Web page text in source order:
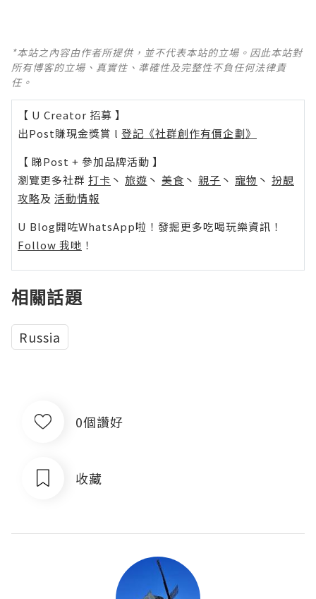
*本站之內容由作者所提供，並不代表本站的立場。因此本站對
所有博客的立場、真實性、準確性及完整性不負任何法律責
任。
【 U Creator 招募 】
出Post賺現金獎賞 l 登記《社群創作有價企劃》
【 睇Post + 參加品牌活動 】
瀏覽更多社群 打卡 丶 旅遊 丶 美食 丶 親子 丶 寵物 丶 扮靚
攻略及 活動情報
U Blog開咗WhatsApp啦！發掘更多吃喝玩樂資訊！
Follow 我哋 ！
相關話題
Russia
0個讚好
收藏